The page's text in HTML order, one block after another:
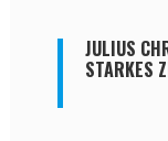
JULIUS
STARKES